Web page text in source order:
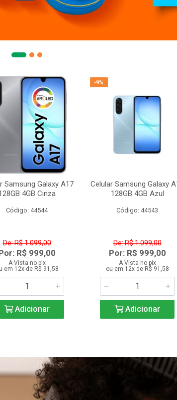
Samsung Galaxy A17
4GB Cinza
Código: 44544
De: R$ 1.099,00
R$ 999,00
A Vista no pix
em 12x de R$ 91,58
Adicionar
-9%
Celular Samsung Galaxy
128GB 4GB Azul
Código: 44543
De: R$ 1.099,00
Por: R$ 999,00
A Vista no pix
ou em 12x de R$ 91,58
Adicionar